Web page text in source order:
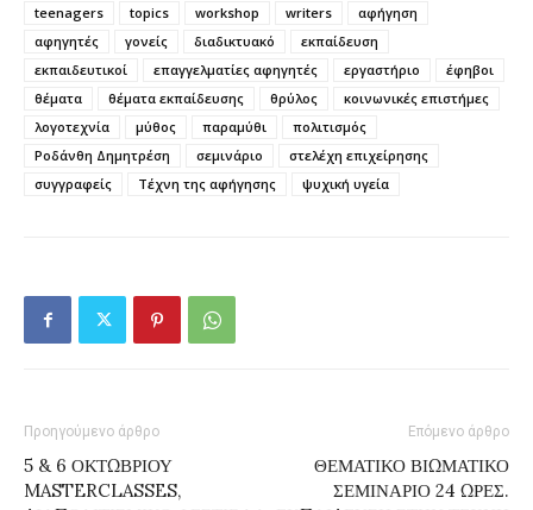
teenagers
topics workshop writers
αφήγηση
αφηγητές
γονείς διαδικτυακό
εκπαίδευση
εκπαιδευτικοί
επαγγελματίες αφηγητές εργαστήριο
έφηβοι
θέματα
θέματα εκπαίδευσης θρύλος
κοινωνικές επιστήμες
λογοτεχνία
μύθος παραμύθι
πολιτισμός
Ροδάνθη Δημητρέση
σεμινάριο
στελέχη επιχείρησης
συγγραφείς
Τέχνη της αφήγησης ψυχική υγεία
Προηγούμενο άρθρο
5 & 6 ΟΚΤΩΒΡΙΟΥ
MASTERCLASSES,
Επόμενο άρθρο
ΘΕΜΑΤΙΚΟ ΒΙΩΜΑΤΙΚΟ
ΣΕΜΙΝΑΡΙΟ 24 ΩΡΕΣ.